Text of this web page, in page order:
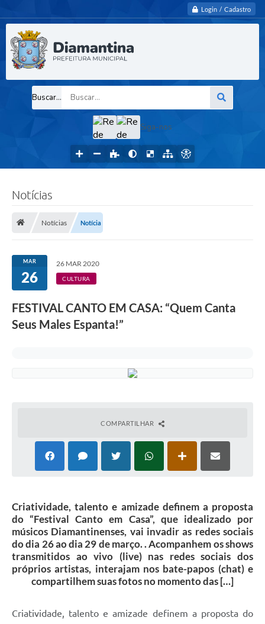
Login / Cadastro
Buscar...
Siga-nos
Notícias
Notícias Notícia
MAR
26
26 MAR 2020
CULTURA
FESTIVAL CANTO EM CASA: “Quem Canta
Seus Males Espanta!”
COMPARTILHAR
Criatividade, talento e amizade definem a proposta
do “Festival Canto em Casa”, que idealizado por
músicos Diamantinenses, vai invadir as redes sociais
do dia 26 ao dia 29 de março. . Acompanhem os shows
transmitidos ao vivo (live) nas redes sociais dos
próprios artistas, interajam nos bate-papos (chat) e
compartilhem suas fotos no momento das […]
Criatividade, talento e amizade definem a proposta do